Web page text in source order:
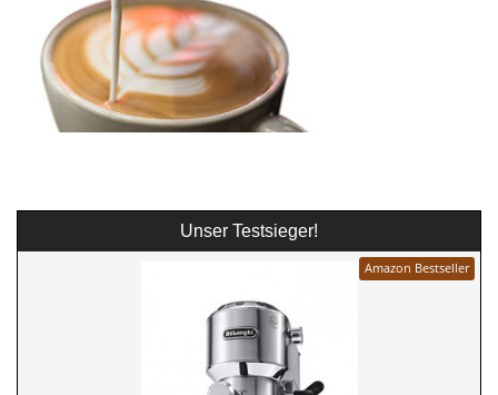
Unser Testsieger!
Amazon Bestseller